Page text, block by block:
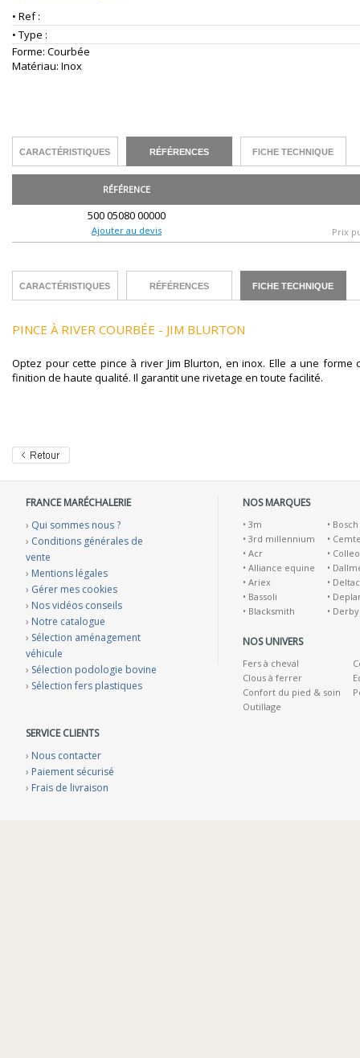
• Ref :
• Type :
Forme: Courbée
Matériau: Inox
CARACTÉRISTIQUES RÉFÉRENCES FICHE TECHNIQUE
RÉFÉRENCE
500 05080 00000
Ajouter au devis Prix
CARACTÉRISTIQUES RÉFÉRENCES FICHE TECHNIQUE
PINCE À RIVER COURBÉE - JIM BLURTON
Optez pour cette pince à river Jim Blurton, en inox. Elle a une
finition de haute qualité. Il garantit une rivetage en toute facilité.
FRANCE MARÉCHALERIE
› Qui sommes nous ?
› Conditions générales de
vente
› Mentions légales
› Gérer mes cookies
› Nos vidéos conseils
› Notre catalogue
› Sélection aménagement
véhicule
› Sélection podologie bovine
› Sélection fers plastiques
SERVICE CLIENTS
› Nous contacter
› Paiement sécurisé
› Frais de livraison
NOS MARQUES
• 3m
• 3rd millennium
• Acr
• Alliance equine
• Ariex
• Bassoli
• Blacksmith
• Bosch
•
•
•
•
•
• Derby
NOS UNIVERS
Fers à cheval
Clous à ferrer
Confort du pied & soin
Outillage